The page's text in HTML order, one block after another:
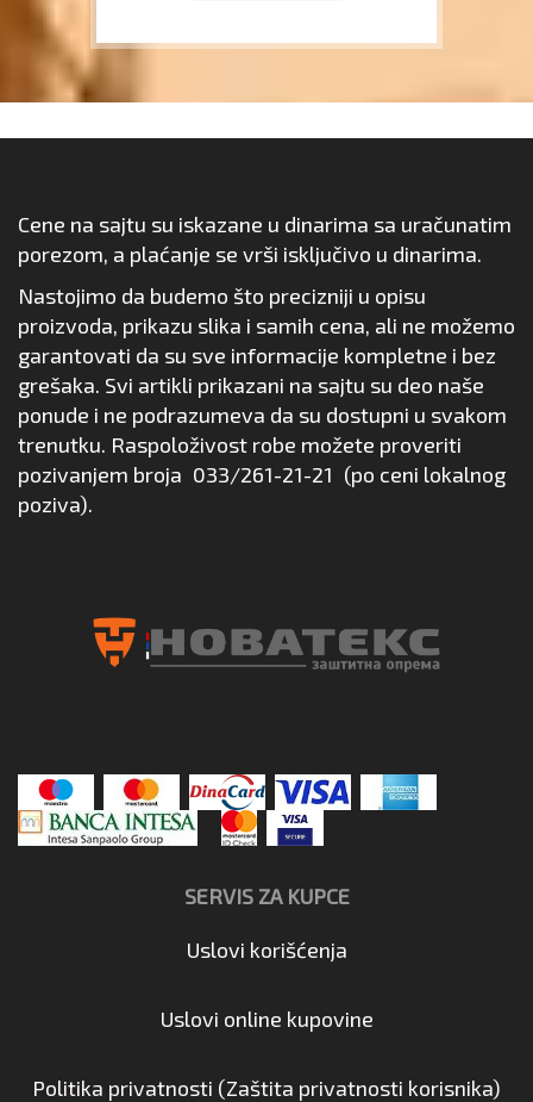
Cene na sajtu su iskazane u dinarima sa uračunatim
porezom, a plaćanje se vrši isključivo u dinarima.
Nastojimo da budemo što precizniji u opisu
proizvoda, prikazu slika i samih cena, ali ne možemo
garantovati da su sve informacije kompletne i bez
grešaka. Svi artikli prikazani na sajtu su deo naše
ponude i ne podrazumeva da su dostupni u svakom
trenutku. Raspoloživost robe možete proveriti
pozivanjem broja 033/261-21-21 (po ceni lokalnog
poziva).
SERVIS ZA KUPCE
Uslovi korišćenja
Uslovi online kupovine
Politika privatnosti (Zaštita privatnosti korisnika)